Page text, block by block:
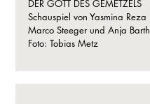
DER GOTT DES GEMETZELS
Schauspiel von Yasmina Reza
Marco Steeger und Anja Barth
Foto: Tobias Metz